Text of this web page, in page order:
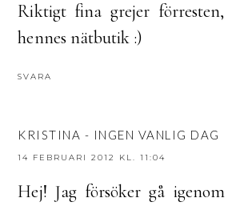
Riktigt fina grejer
hennes nätbutik :)
SVARA
KRISTINA - INGEN VANLIG DAG
14 FEBRUARI 2012 KL. 11:04
Hej! Jag försöker gå